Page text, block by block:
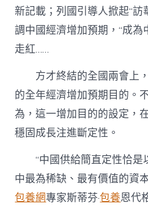
新記載；列國引導人掀起“訪
調中國經濟增加預期，“成為
走紅……
方才終結的全國兩會上
的全年經濟增加預期目的。
為，這一增加目的的設定，
穩固成長注進斷定性。
“中國供給簡直定性恰
中最為稀缺、最有價值的資
包養網專家斯蒂芬·包養恩代